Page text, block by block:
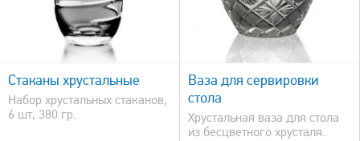
Стаканы хрустальные
Набор хрустальных стаканов,
6 шт, 380 гр.
быстрый просмотр
Ваза для сервировки
стола
Хрустальная ваза для стола
из бесцветного хрусталя.